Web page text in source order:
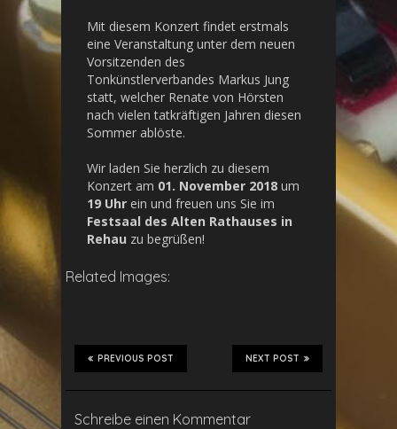
Mit diesem Konzert findet erstmals
eine Veranstaltung unter dem neuen
Vorsitzenden des
Tonkünstlerverbandes Markus Jung
statt, welcher Renate von Hörsten
nach vielen tatkräftigen Jahren diesen
Sommer ablöste.
Wir laden Sie herzlich zu diesem
Konzert am 01. November 2018 um
19 Uhr ein und freuen uns Sie im
Festsaal des Alten Rathauses in
Rehau zu begrüßen!
Related Images:
NEXT POST
PREVIOUS POST
Schreibe einen Kommentar